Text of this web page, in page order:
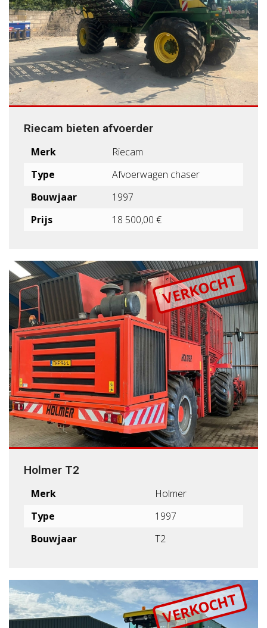
Riecam bieten afvoerder
Merk
Riecam
Type
Afvoerwagen chaser
Bouwjaar
1997
Prijs
18 500,00 €
VERKOCHT
Holmer T2
Merk
Holmer
Type
1997
Bouwjaar
T2
VERKOCHT